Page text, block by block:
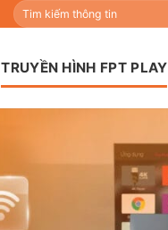
Tìm
kiếm:
TRUYỀN HÌNH FPT PLAY